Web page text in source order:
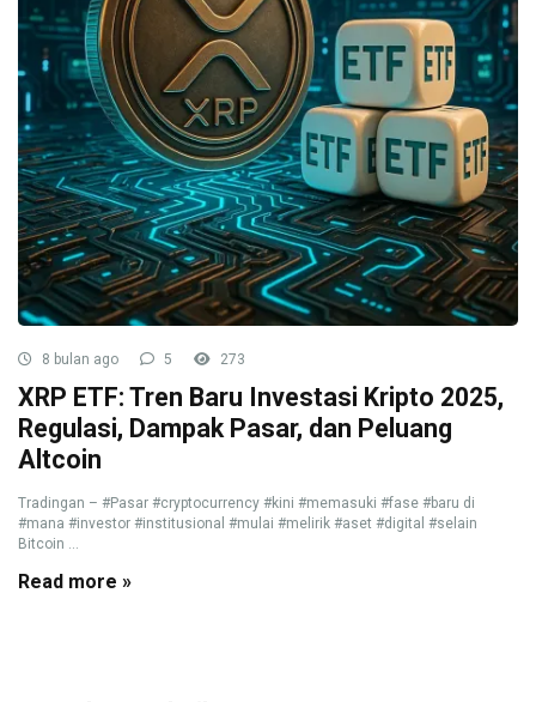
8 bulan ago 5 273
XRP ETF: Tren Baru Investasi Kripto 2025,
Regulasi, Dampak Pasar, dan Peluang
Altcoin
Tradingan – #Pasar #cryptocurrency #kini #memasuki #fase #baru di
#mana #investor #institusional #mulai #melirik #aset #digital #selain
Bitcoin ...
Read more »